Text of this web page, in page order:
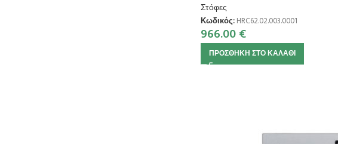
Στόφες
Κωδικός: HRC62.02.003.0001
966.00€
ΠΡΟΣΘΉΚΗ ΣΤΟ ΚΑΛΆΘΙ